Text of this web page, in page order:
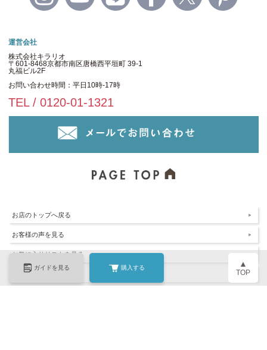
ガイドを見る 購入する ▲
TOP
運営会社
株式会社キラリオ
〒601-8468京都市南区唐橋西平垣町 39-1
丸福ビル2F
お問い合わせ時間：平日10時-17時
TEL / 0120-01-1321
お店のトップへ戻る
お客様の声を見る
お気に入りリストを見る
サイトマップ